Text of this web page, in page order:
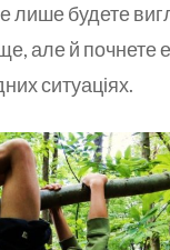
лише будете
але й почнете
ситуаціях.